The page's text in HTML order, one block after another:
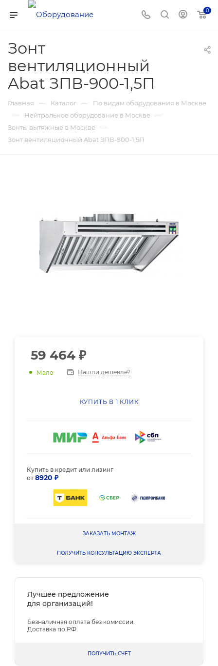
0
Зонт
вентиляционный
Abat ЗПВ-900-1,5П
Главная — Каталог — По видам оборудования в Москве
— Нейтральное оборудование в Москве —
Зонты вытяжные в Москве —
Зонт вентиляционный Abat ЗПВ-900-1,5П
59 464 ₽
Мало Нашли дешевле?
КУПИТЬ В 1 КЛИК
Купить в кредит или лизинг
от 8920 ₽
ЗАКАЗАТЬ МОНТАЖ
ПОЛУЧИТЬ КОНСУЛЬТАЦИЮ ЭКСПЕРТА
Лучшее предложение
для организаций!
Безналичная оплата без комиссии.
Доставка по РФ.
ПОЛУЧИТЬ СЧЕТ